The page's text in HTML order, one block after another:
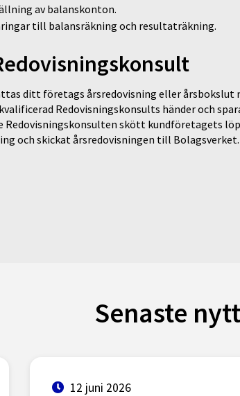
av balanskonton.
till balansräkning och resultaträkning.
ditt företags årsredovisning eller årsbokslut
Redovisningskonsults händer och
Redovisningskonsulten skött kundföretagets
och skickat årsredovisningen till
Senaste nytt
12 juni 2026